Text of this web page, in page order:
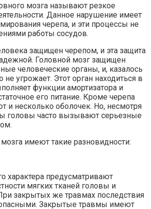
мозга называют резкое
Данное нарушение имеет
черепа, и эти процессы не
работы сосудов.
защищен черепом, и эта защита
Головной мозг защищен
человеческие органы, и, казалось
угрожает. Этот орган находиться в
функции амортизатора и
его питание. Кроме черепа
и несколько оболочек. Но, несмотря
головы часто вызывают серьезные
имеют такие разновидности:
характера предусматривают
мягких тканей головы и
закрытых же травмах последствия
Закрытые травмы имеют